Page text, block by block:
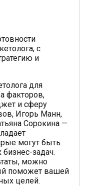
с
и
для
факторов,
и сферу
Игорь Манн,
Сорокина —
могут быть
задач.
можно
поможет вашей
целей.